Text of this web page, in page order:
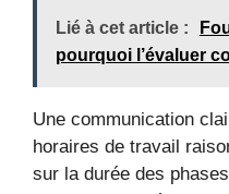
Lié à cet article :
pourquoi l’évaluer
Une communication
horaires de travail
sur la durée des